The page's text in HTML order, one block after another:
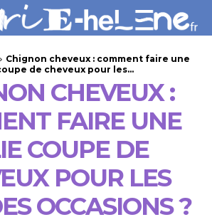
Chignon cheveux : comment faire une
de cheveux pour les...
CHEVEUX :
FAIRE UNE
COUPE DE
POUR LES
OCCASIONS ?